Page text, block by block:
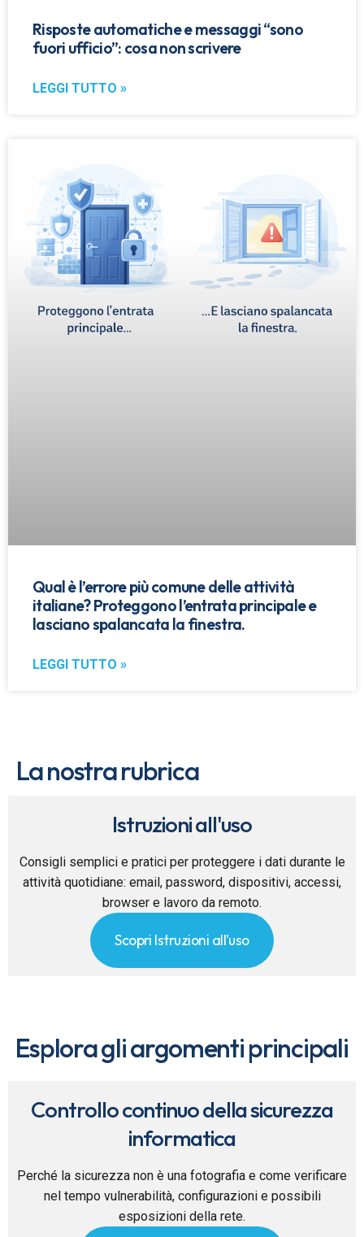
Risposte automatiche e messaggi “sono
fuori ufficio”: cosa non scrivere
LEGGI TUTTO »
Qual è l’errore più comune delle attività
italiane? Proteggono l’entrata principale e
lasciano spalancata la finestra.
LEGGI TUTTO »
La nostra rubrica
Istruzioni all'uso
Consigli semplici e pratici per proteggere i dati durante le
attività quotidiane: email, password, dispositivi, accessi,
browser e lavoro da remoto.
Scopri Istruzioni all'uso
Esplora gli argomenti principali
Controllo continuo della sicurezza
informatica
Perché la sicurezza non è una fotografia e come verificare
nel tempo vulnerabilità, configurazioni e possibili
esposizioni della rete.